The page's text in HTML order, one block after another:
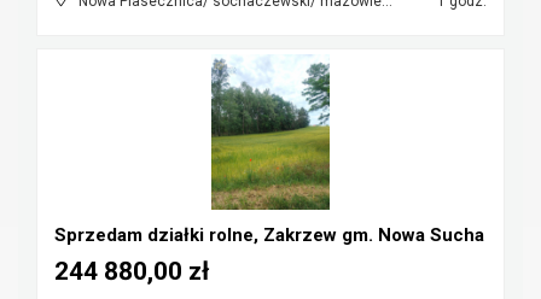
Sprzedam działki rolne, Zakrzew gm. Nowa Sucha
244 880,00 zł